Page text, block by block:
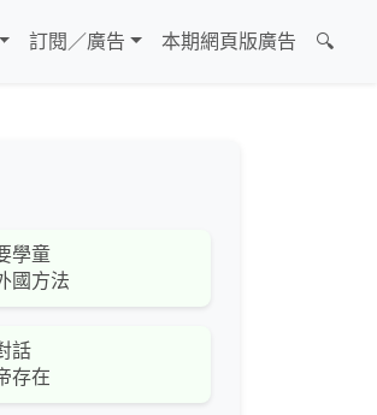
訂閱／廣告 本期網頁版廣告 🔍
學童
國方法
話
存在